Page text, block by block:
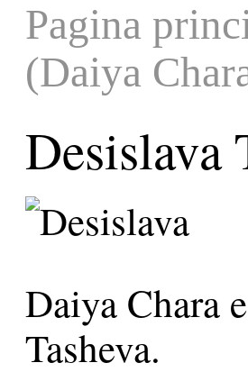
Pagina
(Daiya
Desislava
Daiya Chara
Tasheva.